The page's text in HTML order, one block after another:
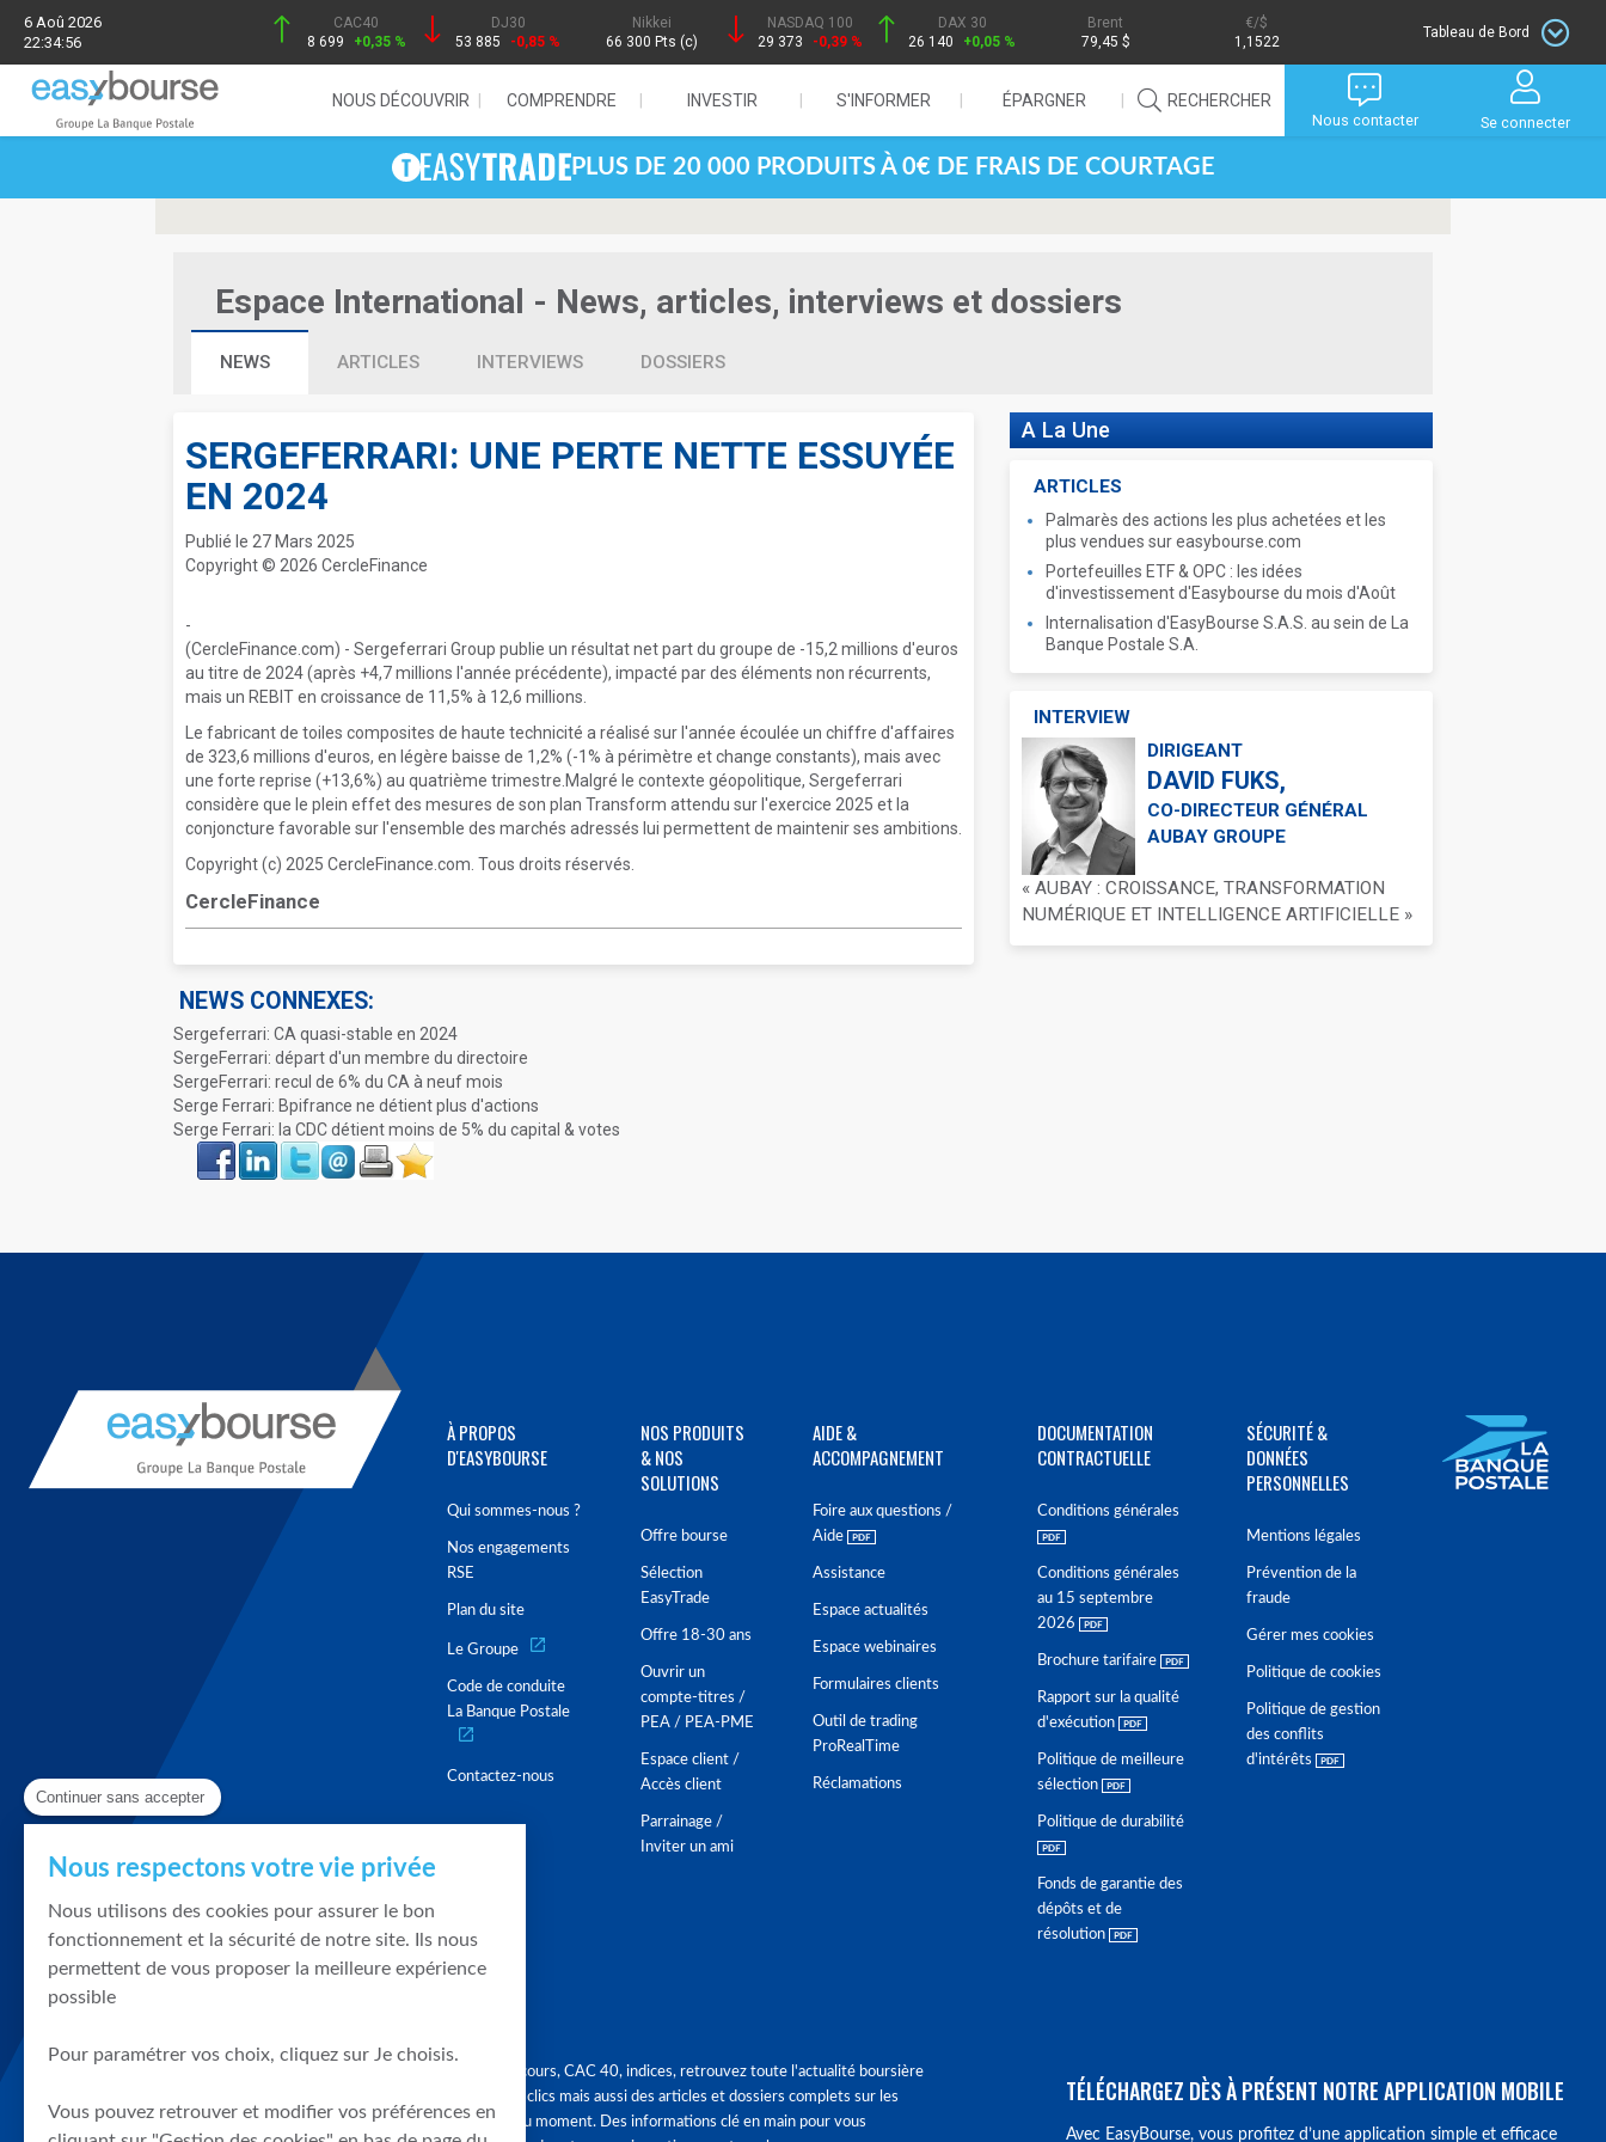
6 Aoû 2026
22:34:56
CAC40
8 699
+0,35 %
DJ30
53 885
-0,85 %
Nikkei
66 300 Pts (c)
NASDAQ 100
29 373
-0,39 %
DAX 30
26 140
+0,05 %
Brent
79,45 $
/$
1,1522
Tableau de Bord
NOUS DÉCOUVRIR COMPRENDRE INVESTIR S'INFORMER ÉPARGNER RECHERCHER
Nous contacter Se connecter
PLUS DE 20 000 PRODUITS À 0€ DE FRAIS DE COURTAGE
Espace International - News, articles, interviews et dossiers
NEWS ARTICLES INTERVIEWS DOSSIERS
SERGEFERRARI: UNE PERTE NETTE ESSUYÉE
EN 2024
Publié le 27 Mars 2025
Copyright © 2026 CercleFinance
-
(CercleFinance.com) - Sergeferrari Group publie un résultat net part du groupe de -15,2 millions d'euros
au titre de 2024 (après +4,7 millions l'année précédente), impacté par des éléments non récurrents,
mais un REBIT en croissance de 11,5% à 12,6 millions.
Le fabricant de toiles composites de haute technicité a réalisé sur l'année écoulée un chiffre d'affaires
de 323,6 millions d'euros, en légère baisse de 1,2% (-1% à périmètre et change constants), mais avec
une forte reprise (+13,6%) au quatrième trimestre.Malgré le contexte géopolitique, Sergeferrari
considère que le plein effet des mesures de son plan Transform attendu sur l'exercice 2025 et la
conjoncture favorable sur l'ensemble des marchés adressés lui permettent de maintenir ses ambitions.
Copyright (c) 2025 CercleFinance.com. Tous droits réservés.
CercleFinance
NEWS CONNEXES:
Sergeferrari: CA quasi-stable en 2024
SergeFerrari: départ d'un membre du directoire
SergeFerrari: recul de 6% du CA à neuf mois
Serge Ferrari: Bpifrance ne détient plus d'actions
Serge Ferrari: la CDC détient moins de 5% du capital & votes
Face
book
LinkIn Twitter Envoyer ImprimerFavoris
A La Une
ARTICLES
Palmarès des actions les plus achetées et les
plus vendues sur easybourse.com
Portefeuilles ETF & OPC : les idées
d'investissement d'Easybourse du mois d'Août
Internalisation d'EasyBourse S.A.S. au sein de La
Banque Postale S.A.
INTERVIEW
DIRIGEANT
DAVID FUKS,
CO-DIRECTEUR GÉNÉRAL
AUBAY GROUPE
« AUBAY : CROISSANCE, TRANSFORMATION
NUMÉRIQUE ET INTELLIGENCE ARTIFICIELLE »
À PROPOS
D'EASYBOURSE
Qui sommes-nous ?
Nos engagements
RSE
Plan du site
Le Groupe
Code de conduite
La Banque Postale
Contactez-nous
NOS PRODUITS
& NOS
SOLUTIONS
Offre bourse
Sélection
EasyTrade
Offre 18-30 ans
Ouvrir un
compte-titres /
PEA / PEA-PME
Espace client /
Accès client
Parrainage /
Inviter un ami
AIDE &
ACCOMPAGNEMENT
Foire aux questions /
Aide
Assistance
Espace actualités
Espace webinaires
Formulaires clients
Outil de trading
ProRealTime
Réclamations
DOCUMENTATION
CONTRACTUELLE
Conditions générales
Conditions générales
au 15 septembre
2026
Brochure tarifaire
Rapport sur la qualité
d'exécution
Politique de meilleure
sélection
Politique de durabilité
Fonds de garantie des
dépôts et de
résolution
SÉCURITÉ &
DONNÉES
PERSONNELLES
Mentions légales
Prévention de la
fraude
Gérer mes cookies
Politique de cookies
Politique de gestion
des conflits
d'intérêts
Graphique, cours, CAC 40, indices, retrouvez toute l'actualité boursière
en quelques clics mais aussi des articles et dossiers complets sur les
tendances du moment. Des informations clé en main pour vous
TÉLÉCHARGEZ DÈS À PRÉSENT NOTRE APPLICATION MOBILE
Avec EasyBourse, vous profitez d’une application simple et efficace
Continuer sans accepter
Nous respectons votre vie privée
Nous utilisons des cookies pour assurer le bon
fonctionnement et la sécurité de notre site. Ils nous
permettent de vous proposer la meilleure expérience
possible
Pour paramétrer vos choix, cliquez sur Je choisis.
Vous pouvez retrouver et modifier vos préférences en